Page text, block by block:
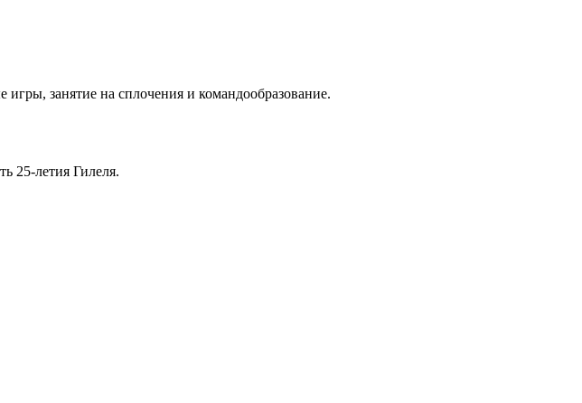
занятие на сплочения и командообразование.
25-летия Гилеля.